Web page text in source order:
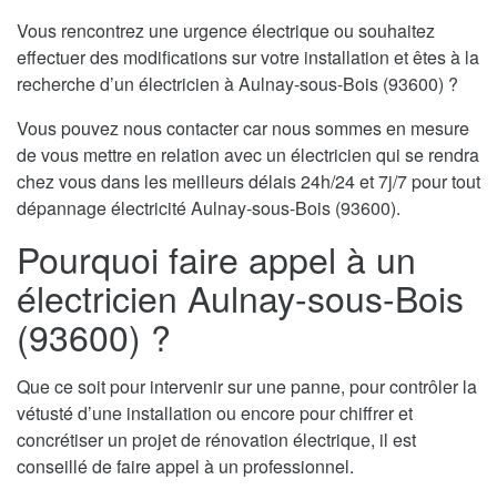
Vous rencontrez une urgence électrique ou souhaitez
effectuer des modifications sur votre installation et êtes à la
recherche d’un électricien à Aulnay-sous-Bois (93600) ?
Vous pouvez nous contacter car nous sommes en mesure
de vous mettre en relation avec un électricien qui se rendra
chez vous dans les meilleurs délais 24h/24 et 7j/7 pour tout
dépannage électricité Aulnay-sous-Bois (93600).
Pourquoi faire appel à un
électricien Aulnay-sous-Bois
(93600) ?
Que ce soit pour intervenir sur une panne, pour contrôler la
vétusté d’une installation ou encore pour chiffrer et
concrétiser un projet de rénovation électrique, il est
conseillé de faire appel à un professionnel.